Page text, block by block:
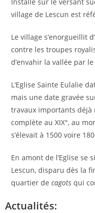
village de Lescun est
Le village s’enorgueillit
contre les troupes
d’envahir la vallée par
L’Eglise Sainte Eulalie
mais une date gravée
travaux importants déjà
complète au XIX°, au
s’élevait à 1500 voire
En amont de l’Eglise se
Lescun, disparu dès la
quartier decagots qui
Actualités: